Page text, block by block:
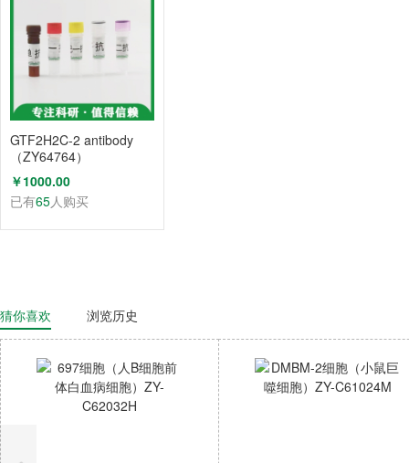
GTF2H2C-2 antibody
（ZY64764）
￥1000.00
已有65人购买
猜你喜欢 浏览历史